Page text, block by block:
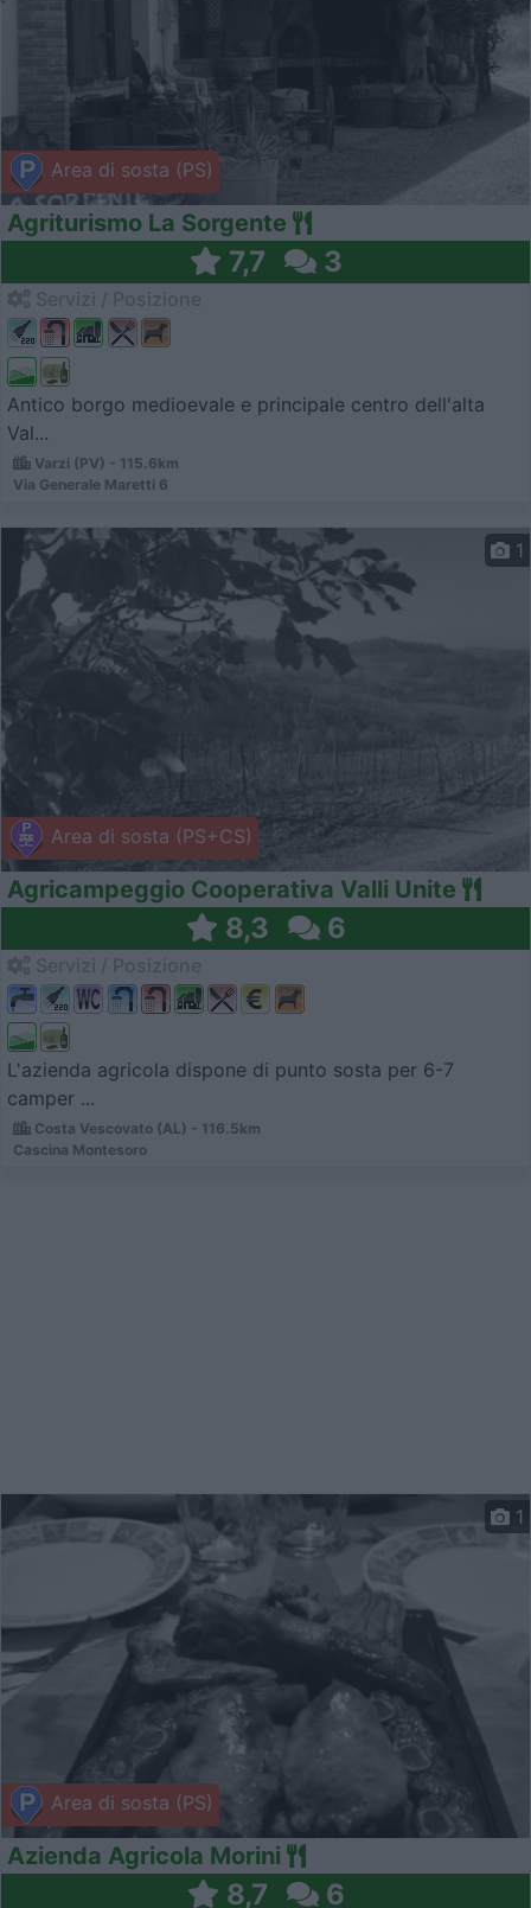
Area di sosta (PS)
Agriturismo La Sorgente
7,7 3
Antico borgo medioevale e principale centro dell'alta
Val...
Varzi (PV) - 115.6km
Via Generale Maretti 6
Area di sosta (PS+CS)
1
Agricampeggio Cooperativa Valli Unite
8,3 6
L'azienda agricola dispone di punto sosta per 6-7
camper ...
Costa Vescovato (AL) - 116.5km
Cascina Montesoro
Area di sosta (PS)
1
Azienda Agricola Morini
8,7 6